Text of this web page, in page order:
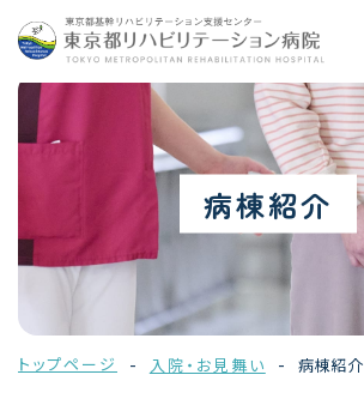
病棟紹介
トップページ 入院・お見舞い 病棟紹介